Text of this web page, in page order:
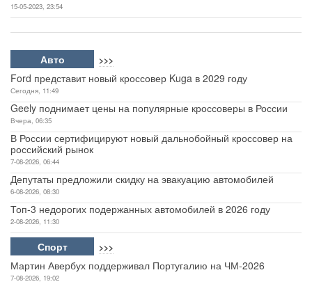
15-05-2023, 23:54
Авто >>>
Ford представит новый кроссовер Kuga в 2029 году
Сегодня, 11:49
Geely поднимает цены на популярные кроссоверы в России
Вчера, 06:35
В России сертифицируют новый дальнобойный кроссовер на
российский рынок
7-08-2026, 06:44
Депутаты предложили скидку на эвакуацию автомобилей
6-08-2026, 08:30
Топ-3 недорогих подержанных автомобилей в 2026 году
2-08-2026, 11:30
Спорт >>>
Мартин Авербух поддерживал Португалию на ЧМ-2026
7-08-2026, 19:02